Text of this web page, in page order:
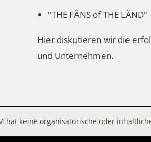
"THE FÄNS of THE LÄND"
Hier diskutieren wir die
und Unternehmen.
hat keine organisatorische oder